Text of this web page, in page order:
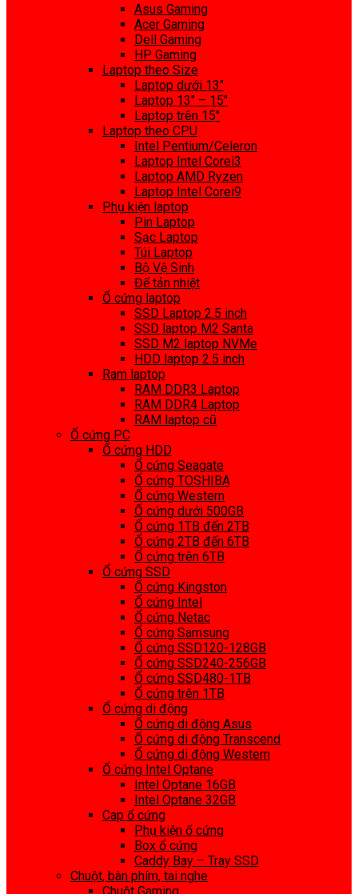
Asus Gaming
Acer Gaming
Dell Gaming
HP Gaming
Laptop theo Size
Laptop dưới 13″
Laptop 13″ – 15″
Laptop trên 15″
Laptop theo CPU
Intel Pentium/Celeron
Laptop Intel Corei3
Laptop AMD Ryzen
Laptop Intel Corei9
Phụ kiện laptop
Pin Laptop
Sạc Laptop
Túi Laptop
Bộ Vệ Sinh
Đế tản nhiệt
Ổ cứng laptop
SSD Laptop 2.5 inch
SSD laptop M2 Santa
SSD M2 laptop NVMe
HDD laptop 2.5 inch
Ram laptop
RAM DDR3 Laptop
RAM DDR4 Laptop
RAM laptop cũ
Ổ cứng PC
Ổ cứng HDD
Ổ cứng Seagate
Ổ cứng TOSHIBA
Ổ cứng Western
Ổ cứng dưới 500GB
Ổ cứng 1TB đến 2TB
Ổ cứng 2TB đến 6TB
Ổ cứng trên 6TB
Ổ cứng SSD
Ổ cứng Kingston
Ổ cứng Intel
Ổ cứng Netac
Ổ cứng Samsung
Ổ cứng SSD120-128GB
Ổ cứng SSD240-256GB
Ổ cứng SSD480-1TB
Ổ cứng trên 1TB
Ổ cứng di động
Ổ cứng di động Asus
Ổ cứng di động Transcend
Ổ cứng di động Western
Ổ cứng Intel Optane
Intel Optane 16GB
Intel Optane 32GB
Cap ổ cứng
Phụ kiện ổ cứng
Box ổ cứng
Caddy Bay – Tray SSD
Chuột, bàn phím, tai nghe